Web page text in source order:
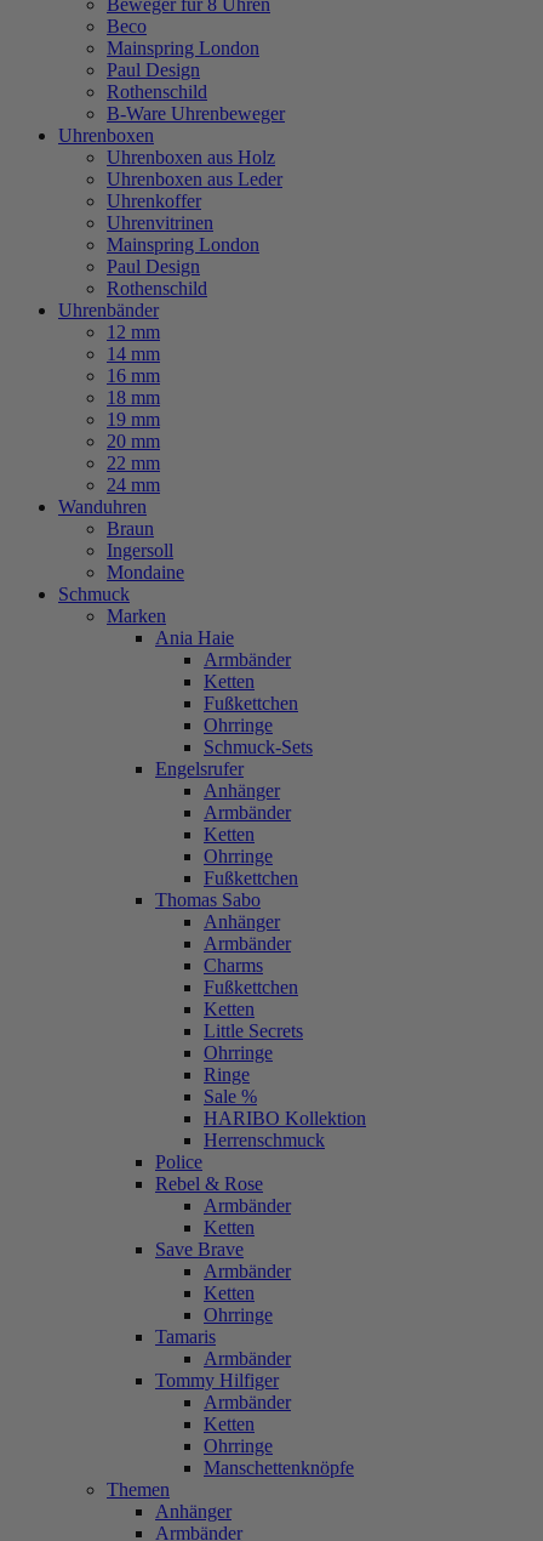
Beweger für 8 Uhren
Beco
Mainspring London
Paul Design
Rothenschild
B-Ware Uhrenbeweger
Uhrenboxen
Uhrenboxen aus Holz
Uhrenboxen aus Leder
Uhrenkoffer
Uhrenvitrinen
Mainspring London
Paul Design
Rothenschild
Uhrenbänder
12 mm
14 mm
16 mm
18 mm
19 mm
20 mm
22 mm
24 mm
Wanduhren
Braun
Ingersoll
Mondaine
Schmuck
Marken
Ania Haie
Armbänder
Ketten
Fußkettchen
Ohrringe
Schmuck-Sets
Engelsrufer
Anhänger
Armbänder
Ketten
Ohrringe
Fußkettchen
Thomas Sabo
Anhänger
Armbänder
Charms
Fußkettchen
Ketten
Little Secrets
Ohrringe
Ringe
Sale %
HARIBO Kollektion
Herrenschmuck
Police
Rebel & Rose
Armbänder
Ketten
Save Brave
Armbänder
Ketten
Ohrringe
Tamaris
Armbänder
Tommy Hilfiger
Armbänder
Ketten
Ohrringe
Manschettenknöpfe
Themen
Anhänger
Armbänder